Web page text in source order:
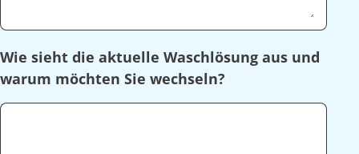
Wie sieht die aktuelle Waschlösung aus und
warum möchten Sie wechseln?